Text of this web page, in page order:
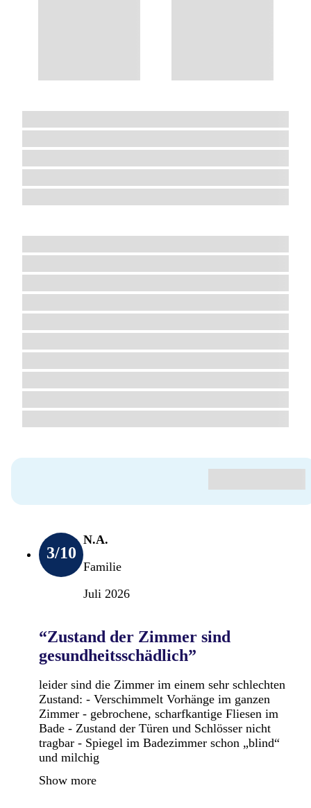
3/10
N.A.
Familie
Juli 2026
“Zustand der Zimmer sind
gesundheitsschädlich”
leider sind die Zimmer im einem sehr schlechten
Zustand: - Verschimmelt Vorhänge im ganzen
Zimmer - gebrochene, scharfkantige Fliesen im
Bade - Zustand der Türen und Schlösser nicht
tragbar - Spiegel im Badezimmer schon „blind“
und milchig
Show more